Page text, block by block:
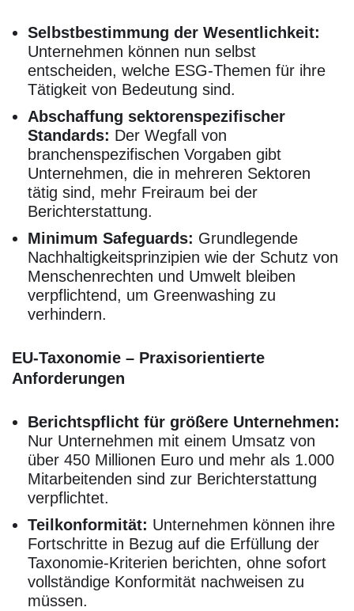
Selbstbestimmung der Wesentlichkeit:
Unternehmen können nun selbst
entscheiden, welche ESG-Themen für ihre
Tätigkeit von Bedeutung sind.
Abschaffung sektorenspezifischer
Standards: Der Wegfall von
branchenspezifischen Vorgaben gibt
Unternehmen, die in mehreren Sektoren
tätig sind, mehr Freiraum bei der
Berichterstattung.
Minimum Safeguards: Grundlegende
Nachhaltigkeitsprinzipien wie der Schutz von
Menschenrechten und Umwelt bleiben
verpflichtend, um Greenwashing zu
verhindern.
EU-Taxonomie – Praxisorientierte
Anforderungen
Berichtspflicht für größere Unternehmen:
Nur Unternehmen mit einem Umsatz von
über 450 Millionen Euro und mehr als 1.000
Mitarbeitenden sind zur Berichterstattung
verpflichtet.
Teilkonformität: Unternehmen können ihre
Fortschritte in Bezug auf die Erfüllung der
Taxonomie-Kriterien berichten, ohne sofort
vollständige Konformität nachweisen zu
müssen.